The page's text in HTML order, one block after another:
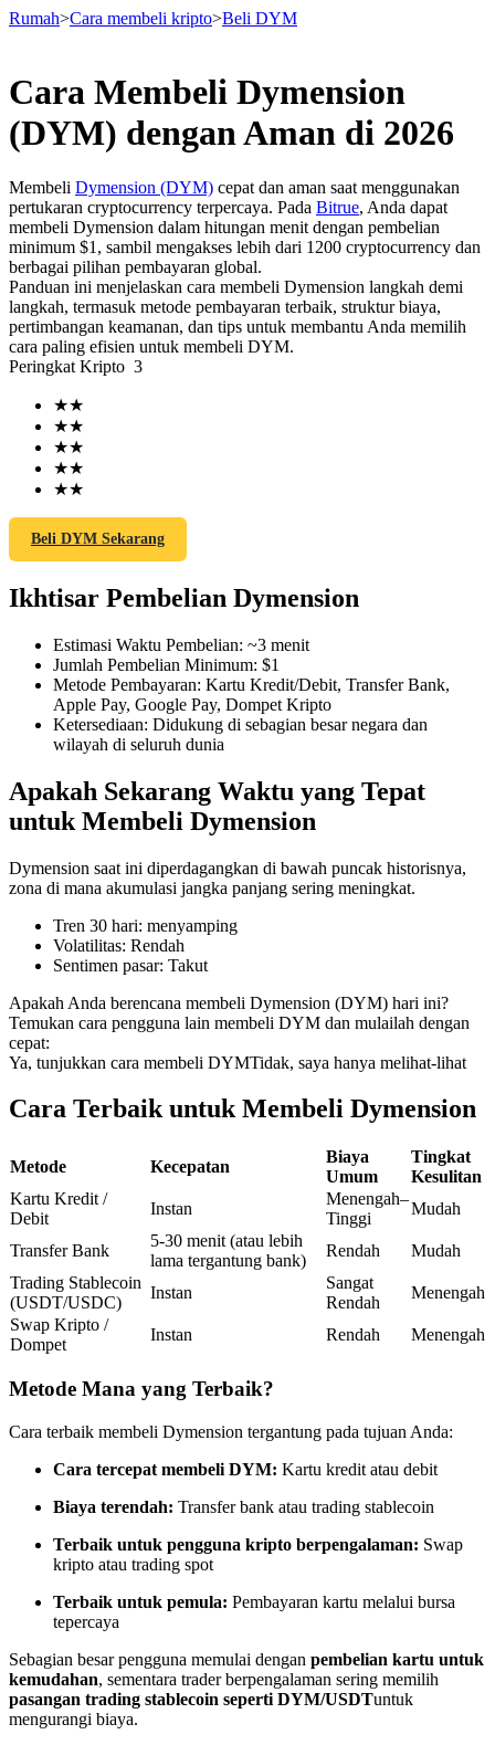
Berjangka
USDT Berjangka
Kontrak berjangka menggunakan USDT sebagai jaminannya
COIN-M Berjangka
TradFi
Derivatif saham, forex, logam mulia, dan komoditas
USDC Berjangka
Kontrak berjangka menggunakan USDC sebagai jaminannya
Bergabunglah dengan pedagang top
Menjadi Pedagang Salinan
Nikmati pembagian keuntungan dan komisi copy trading
Rumah>Cara membeli kripto>Beli DYM
Cara Membeli Dymension
(DYM) dengan Aman di 2026
Membeli Dymension (DYM) cepat dan aman saat menggunakan
pertukaran cryptocurrency terpercaya. Pada Bitrue, Anda dapat
membeli Dymension dalam hitungan menit dengan pembelian
minimum $1, sambil mengakses lebih dari 1200 cryptocurrency dan
berbagai pilihan pembayaran global.
Panduan ini menjelaskan cara membeli Dymension langkah demi
langkah, termasuk metode pembayaran terbaik, struktur biaya,
pertimbangan keamanan, dan tips untuk membantu Anda memilih
cara paling efisien untuk membeli DYM.
Peringkat Kripto 3
★★
★★
★★
★★
★★
Beli DYM Sekarang
Ikhtisar Pembelian Dymension
Estimasi Waktu Pembelian: ~3 menit
Jumlah Pembelian Minimum: $1
Metode Pembayaran: Kartu Kredit/Debit, Transfer Bank,
Apple Pay, Google Pay, Dompet Kripto
Ketersediaan: Didukung di sebagian besar negara dan
wilayah di seluruh dunia
Apakah Sekarang Waktu yang Tepat
untuk Membeli Dymension
Dymension saat ini diperdagangkan di bawah puncak historisnya,
zona di mana akumulasi jangka panjang sering meningkat.
Tren 30 hari: menyamping
Volatilitas: Rendah
Sentimen pasar: Takut
Apakah Anda berencana membeli Dymension (DYM) hari ini?
Temukan cara pengguna lain membeli DYM dan mulailah dengan
cepat:
Ya, tunjukkan cara membeli DYMTidak, saya hanya melihat-lihat
Cara Terbaik untuk Membeli Dymension
Metode Kecepatan
Biaya
Umum
Tingkat
Kesulitan
Kartu Kredit /
Debit
Instan
Menengah–
Tinggi
Mudah
Transfer Bank
5-30 menit (atau lebih
lama tergantung bank)
Rendah
Mudah
Trading Stablecoin
(USDT/USDC)
Instan
Sangat
Rendah
Menengah
Swap Kripto /
Dompet
Instan Rendah Menengah
Metode Mana yang Terbaik?
Cara terbaik membeli Dymension tergantung pada tujuan Anda:
Cara tercepat membeli DYM: Kartu kredit atau debit
Biaya terendah: Transfer bank atau trading stablecoin
Terbaik untuk pengguna kripto berpengalaman: Swap
kripto atau trading spot
Terbaik untuk pemula: Pembayaran kartu melalui bursa
tepercaya
Sebagian besar pengguna memulai dengan pembelian kartu untuk
kemudahan, sementara trader berpengalaman sering memilih
pasangan trading stablecoin seperti DYM/USDTuntuk
mengurangi biaya.